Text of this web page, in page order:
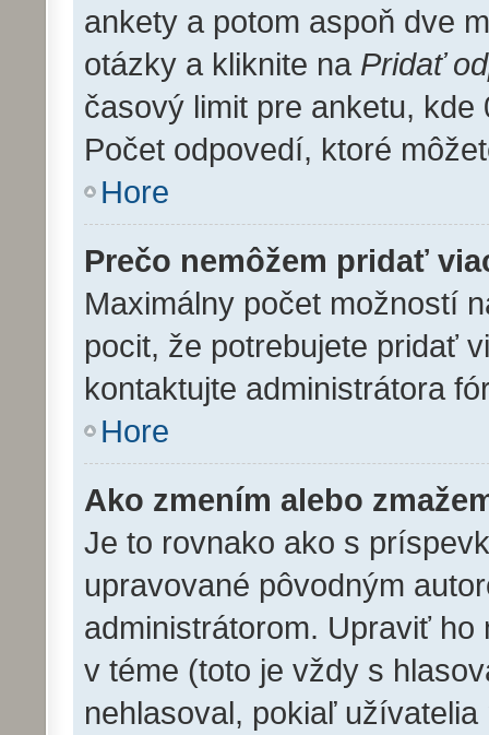
ankety a potom aspoň dve
otázky a kliknite na Pridať
časový limit pre anketu,
Počet odpovedí, ktoré
Hore
Prečo nemôžem pridať
Maximálny počet možností
pocit, že potrebujete pridať
kontaktujte administrátora
Hore
Ako zmením alebo
Je to rovnako ako s
upravované pôvodným
administrátorom. Upraviť
v téme (toto je vždy s
nehlasoval, pokiaľ